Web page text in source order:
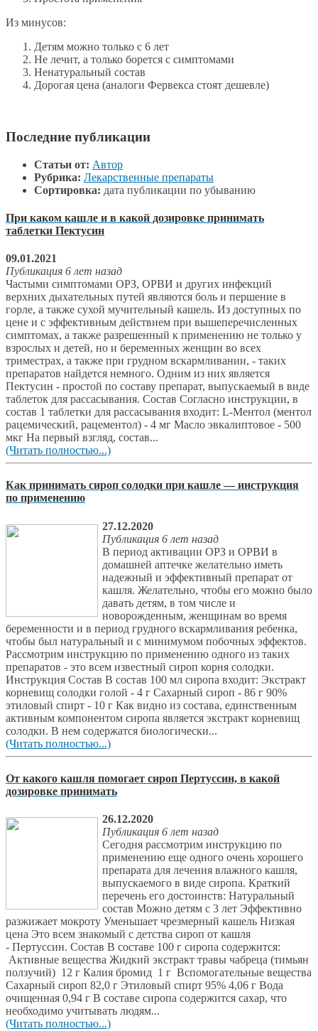
Из минусов:
Детям можно только с 6 лет
Не лечит, а только борется с симптомами
Ненатуральный состав
Дорогая цена (аналоги Фервекса стоят дешевле)
Последние публикации
Статьи от: Автор
Рубрика: Лекарственные препараты
Сортировка: дата публикации по убыванию
При каком кашле и в какой дозировке принимать
таблетки Пектусин
09.01.2021
Публикация 6 лет назад
Частыми симптомами ОРЗ, ОРВИ и других инфекций
верхних дыхательных путей являются боль и першение в
горле, а также сухой мучительный кашель. Из доступных по
цене и с эффективным действием при вышеперечисленных
симптомах, а также разрешенный к применению не только у
взрослых и детей, но и беременных женщин во всех
триместрах, а также при грудном вскармливании, - таких
препаратов найдется немного. Одним из них является
Пектусин - простой по составу препарат, выпускаемый в виде
таблеток для рассасывания. Состав Согласно инструкции, в
состав 1 таблетки для рассасывания входит: L-Ментол (ментол
рацемический, рацементол) - 4 мг Масло эвкалиптовое - 500
мкг На первый взгляд, состав...
(Читать полностью...)
Как принимать сироп солодки при кашле — инструкция
по применению
27.12.2020
Публикация 6 лет назад
В период активации ОРЗ и ОРВИ в
домашней аптечке желательно иметь
надежный и эффективный препарат от
кашля. Желательно, чтобы его можно было
давать детям, в том числе и
новорожденным, женщинам во время
беременности и в период грудного вскармливания ребенка,
чтобы был натуральный и с минимумом побочных эффектов.
Рассмотрим инструкцию по применению одного из таких
препаратов - это всем известный сироп корня солодки.
Инструкция Состав В состав 100 мл сиропа входит: Экстракт
корневищ солодки голой - 4 г Сахарный сироп - 86 г 90%
этиловый спирт - 10 г Как видно из состава, единственным
активным компонентом сиропа является экстракт корневищ
солодки. В нем содержатся биологически...
(Читать полностью...)
От какого кашля помогает сироп Пертуссин, в какой
дозировке принимать
26.12.2020
Публикация 6 лет назад
Сегодня рассмотрим инструкцию по
применению еще одного очень хорошего
препарата для лечения влажного кашля,
выпускаемого в виде сиропа. Краткий
перечень его достоинств: Натуральный
состав Можно детям с 3 лет Эффективно
разжижает мокроту Уменьшает чрезмерный кашель Низкая
цена Это всем знакомый с детства сироп от кашля
- Пертуссин. Состав В составе 100 г сиропа содержится:
Активные вещества Жидкий экстракт травы чабреца (тимьян
ползучий) 12 г Калия бромид 1 г Вспомогательные вещества
Сахарный сироп 82,0 г Этиловый спирт 95% 4,06 г Вода
очищенная 0,94 г В составе сиропа содержится сахар, что
необходимо учитывать людям...
(Читать полностью...)